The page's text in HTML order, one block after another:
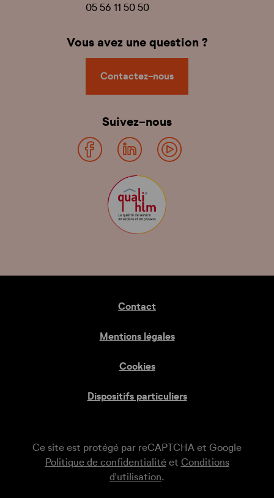
05 56 11 50 50
Vous avez une question ?
Contactez-nous
Suivez-nous
Contact
Mentions légales
Cookies
Dispositifs particuliers
Ce site est protégé par reCAPTCHA et Google
Politique de confidentialitéet Conditions
d'utilisation.